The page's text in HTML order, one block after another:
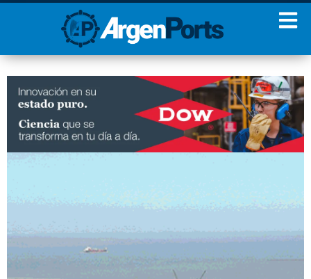
¡Sumate a nuestro
Newsletter!
Nombre Apellidos